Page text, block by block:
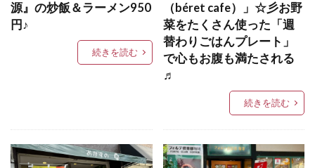
源』の炒飯＆ラーメン950
円♪
続きを読む
（béret cafe）」☆彡お野
菜をたくさん使った「週
替わりごはんプレート」
で心もお腹も満たされる
♬
続きを読む